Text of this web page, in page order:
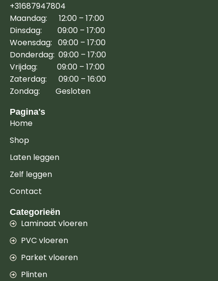
+31687947804
Maandag: 12:00 – 17:00
Dinsdag: 09:00 – 17:00
Woensdag: 09:00 – 17:00
Donderdag: 09:00 – 17:00
Vrijdag: 09:00 – 17:00
Zaterdag: 09:00 – 16:00
Zondag: Gesloten
Pagina's
Home
Shop
Laten leggen
Zelf leggen
Contact
Categorieën
Laminaat vloeren
PVC vloeren
Parket vloeren
Plinten